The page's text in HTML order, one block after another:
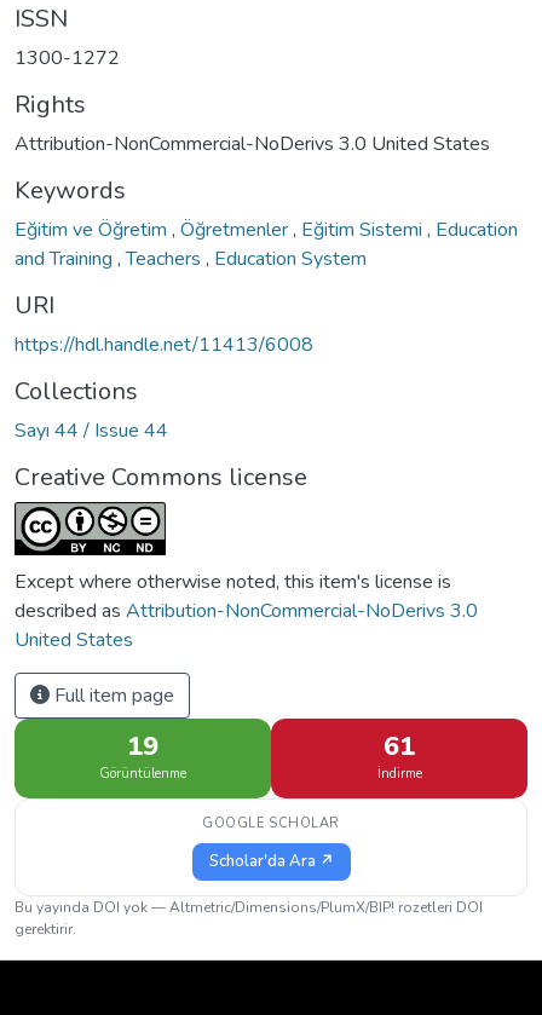
ISSN
1300-1272
Rights
Attribution-NonCommercial-NoDerivs 3.0 United States
Keywords
Eğitim ve Öğretim , Öğretmenler, Eğitim Sistemi , Education
and Training ,Teachers , Education System
URI
https://hdl.handle.net/11413/6008
Collections
Sayı 44 / Issue 44
Creative Commons license
Except where otherwise noted, this item's license is
described as Attribution-NonCommercial-NoDerivs 3.0
United States
Full item page
19
Görüntülenme
61
İndirme
GOOGLE SCHOLAR
Scholar'da Ara ↗
Bu yayında DOI yok — Altmetric/Dimensions/PlumX/BIP! rozetleri DOI
gerektirir.